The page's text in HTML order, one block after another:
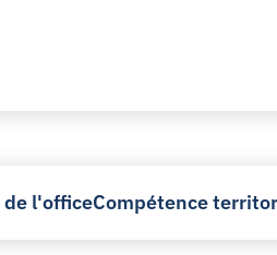
de l'officeCompétence